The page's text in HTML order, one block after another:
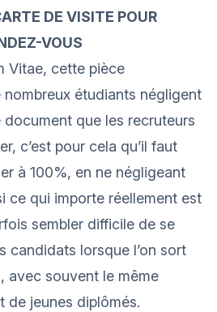
DE VISITE POUR
VOUS
Vitae, cette pièce
nombreux étudiants négligent
document que les recruteurs
c’est pour cela qu’il faut
à 100%, en ne négligeant
ce qui importe réellement est
sembler difficile de se
candidats lorsque l’on sort
avec souvent le même
de jeunes diplômés.